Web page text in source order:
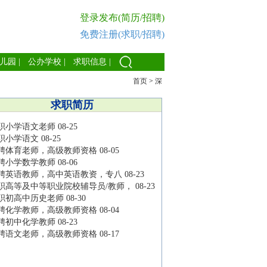
登录发布(简历/招聘)
免费注册(求职/招聘)
园 公办学校 求职信息
首页 > 深
求职简历
小学语文老师 08-25
小学语文 08-25
体育老师，高级教师资格 08-05
小学数学教师 08-06
英语教师，高中英语教资，专八 08-23
高等及中等职业院校辅导员/教师，
08-23
初高中历史老师 08-30
化学教师，高级教师资格 08-04
初中化学教师 08-23
语文老师，高级教师资格 08-17